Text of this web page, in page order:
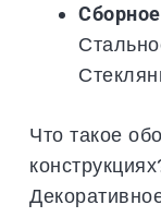
Что такое